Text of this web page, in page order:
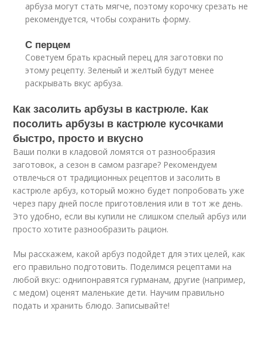
арбуза могут стать мягче, поэтому корочку срезать не
рекомендуется, чтобы сохранить форму.
С перцем
Советуем брать красный перец для заготовки по
этому рецепту. Зеленый и желтый будут менее
раскрывать вкус арбуза.
Как засолить арбузы в кастрюле. Как
посолить арбузы в кастрюле кусочками
быстро, просто и вкусно
Ваши полки в кладовой ломятся от разнообразия
заготовок, а сезон в самом разгаре? Рекомендуем
отвлечься от традиционных рецептов и засолить в
кастрюле арбуз, который можно будет попробовать уже
через пару дней после приготовления или в тот же день.
Это удобно, если вы купили не слишком спелый арбуз или
просто хотите разнообразить рацион.
Мы расскажем, какой арбуз подойдет для этих целей, как
его правильно подготовить. Поделимся рецептами на
любой вкус: однипонравятся гурманам, другие (например,
с медом) оценят маленькие дети. Научим правильно
подать и хранить блюдо. Записывайте!